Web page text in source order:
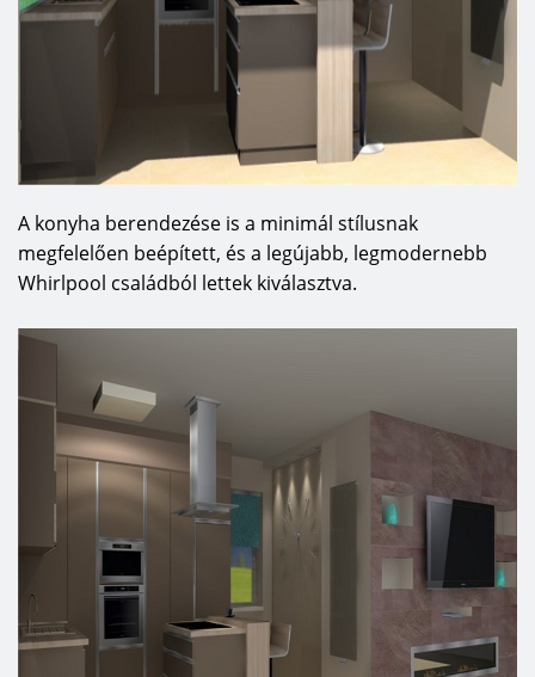
A konyha berendezése is a minimál stílusnak
megfelelően beépített, és a legújabb, legmodernebb
Whirlpool családból lettek kiválasztva.